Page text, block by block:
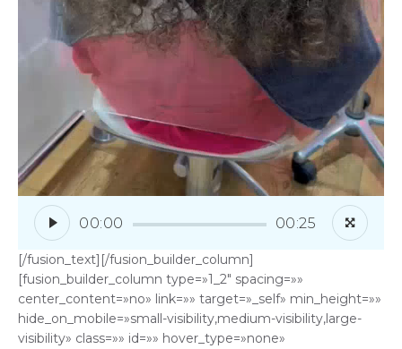
00:00 00:25
[/fusion_text][/fusion_builder_column]
[fusion_builder_column type=»1_2″ spacing=»»
center_content=»no» link=»» target=»_self» min_height=»»
hide_on_mobile=»small-visibility,medium-visibility,large-
visibility» class=»» id=»» hover_type=»none»